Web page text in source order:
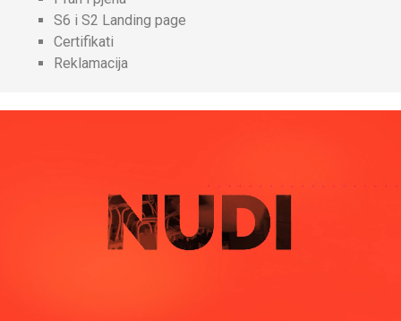
S6 i S2 Landing page
Certifikati
Reklamacija